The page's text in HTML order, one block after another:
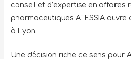
conseil et d’expertise en affaires
pharmaceutiques ATESSIA
à Lyon.
Une décision riche de sens pour